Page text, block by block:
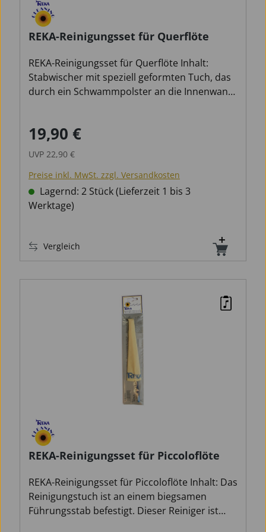
REKA-Reinigungsset für Querflöte
REKA-Reinigungsset für Querflöte Inhalt:
Stabwischer mit speziell geformten Tuch, das
durch ein Schwammpolster an die Innenwand
Spielen gereinigt und getrocknet werden.
Hierbei gilt der Flötenkopf als das kritische
Form her einseitig geschlossene Zylinder
erfährt über das Mundstück die größte
Wasserbildung und Verschmutzung. Das
besteht wiederum in dem Formteil, welches
das wasseraufnehmende Tuch - insbesondere
am Stimmkopf - optimal führt. Wie aus den
Abbildungen ersichtlich, läßt sich der Reiniger
mechanischen Beschädigung bis in die Kante
des Stimmkopfes führen, um auch von dort
Ablagerungen und Feuchtigkeit restlos
Verkaufspreis:
19,90 €
UVP 22,90 €
Preise inkl. MwSt. zzgl. Versandkosten
Lagernd: 2 Stück (Lieferzeit 1 bis 3
Werktage)
Vergleich
REKA-Reinigungsset für Piccoloflöte
REKA-Reinigungsset für Piccoloflöte Inhalt: Das
Reinigungstuch ist an einem biegsamen
Führungsstab befestigt. Dieser Reiniger ist